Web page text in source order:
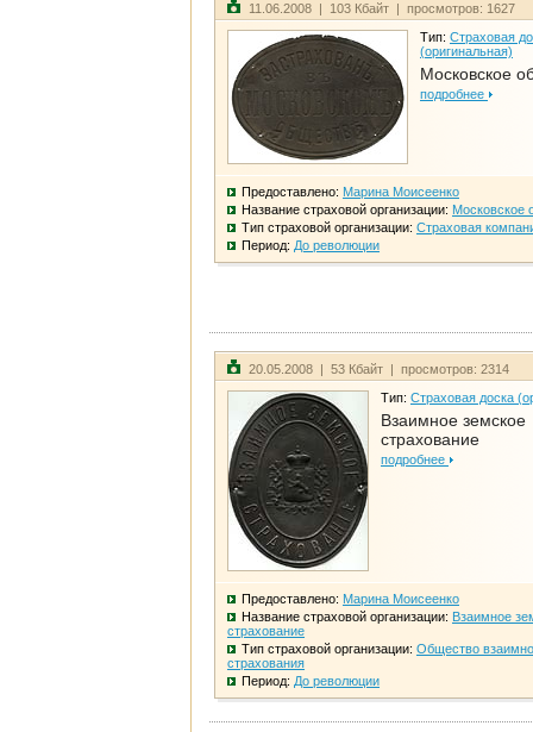
11.06.2008 | 103 Кбайт | просмотров: 1627
Тип: Страховая
(оригинальная)
Московское
подробнее
Предоставлено: Марина Моисеенко
Название страховой организации: Московское
Тип страховой организации: Страховая
Период: До революции
20.05.2008 | 53 Кбайт | просмотров: 2314
Тип: Страховая доска
Взаимное земское
страхование
подробнее
Предоставлено: Марина Моисеенко
Название страховой организации: Взаимное
страхование
Тип страховой организации: Общество
страхования
Период: До революции